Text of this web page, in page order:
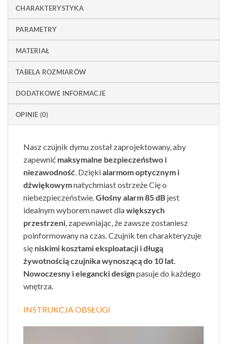
CHARAKTERYSTYKA
PARAMETRY
MATERIAŁ
TABELA ROZMIARÓW
DODATKOWE INFORMACJE
OPINIE (0)
Nasz czujnik dymu został zaprojektowany, aby
zapewnić maksymalne bezpieczeństwo i
niezawodność. Dziękialarmom optycznym i
dźwiękowymnatychmiast ostrzeże Cię o
niebezpieczeństwie.Głośny alarm 85 dB jest
idealnym wyborem nawet dlawiększych
przestrzeni, zapewniając, że zawsze zostaniesz
poinformowany na czas. Czujnik ten charakteryzuje
się niskimi kosztami eksploatacji i długą
żywotnością czujnika wynoszącą do 10 lat.
Nowoczesny i elegancki designpasuje do każdego
wnętrza.
INSTRUKCJA OBSŁUGI